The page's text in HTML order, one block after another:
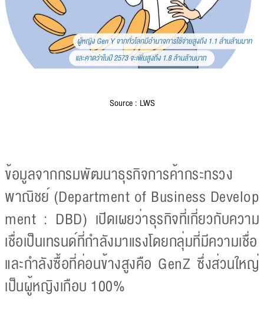
Source : LWS
ข้อมูลจากกรมพัฒนาธุรกิจการค้ากระทรวง
พาณิชย์ (Department of Business Develop
ment : DBD) เปิดเผยว่าธุรกิจที่เกี่ยวกับความ
เชื่อเป็นเทรนด์ที่กำลังมาแรงโดยกลุ่มที่มีความเชื่อ
และกำลังซื้อที่ค่อนข้างสูงคือ GenZ ซึ่งส่วนใหญ่
เป็นผู้หญิงเกือบ 100%